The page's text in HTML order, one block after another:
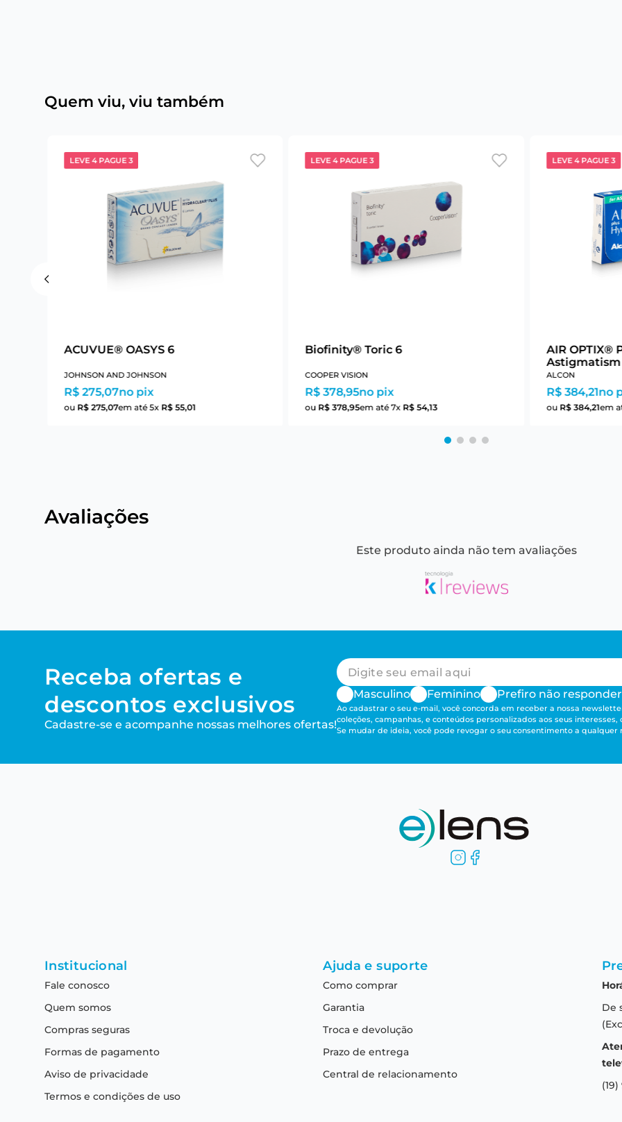
Quem viu, viu também
LEVE 4 PAGUE 3
ACUVUE® OASYS 6
JOHNSON AND JOHNSON
R$ 275,07no pix
ou R$ 275,07em até5x R$ 55,01
LEVE 4 PAGUE 3
Biofinity® Toric 6
COOPER VISION
R$ 378,95no pix
ou R$ 378,95em até7x R$ 54,13
LEVE 4 PAGUE 3
AIR OPTIX®
Astigmatism
ALCON
R$ 384,21no
ou R$ 384,21em
Avaliações
Este produto ainda não tem avaliações
Receba ofertas e
descontos exclusivos
Cadastre-se e acompanhe nossas melhores ofertas!
Masculino
Feminino Prefiro não responder
Ao cadastrar o seu e-mail, você concorda em receber a nossa
coleções, campanhas, e conteúdos personalizados aos seus interesses,
Se mudar de ideia, você pode revogar o seu consentimento a qualquer
Institucional
Fale conosco
Quem somos
Compras seguras
Formas de pagamento
Aviso de privacidade
Termos e condições de uso
Ajuda e suporte
Como comprar
Garantia
Troca e devolução
Prazo de entrega
Central de relacionamento
De